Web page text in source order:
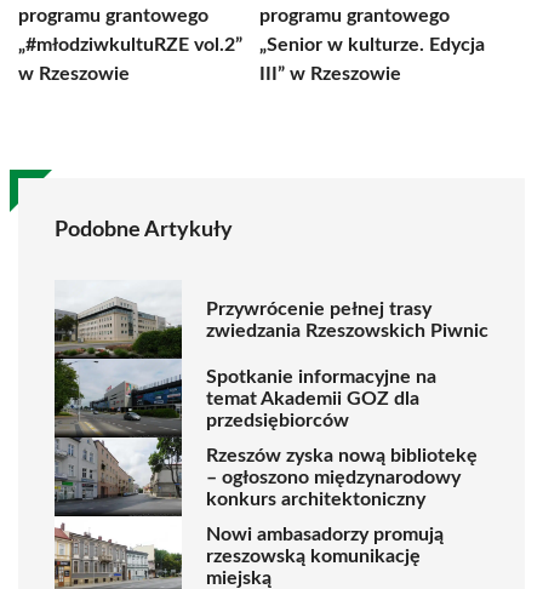
programu grantowego
„#młodziwkultuRZE vol.2”
w Rzeszowie
programu grantowego
„Senior w kulturze. Edycja
III” w Rzeszowie
Podobne Artykuły
Przywrócenie pełnej trasy
zwiedzania Rzeszowskich Piwnic
Spotkanie informacyjne na
temat Akademii GOZ dla
przedsiębiorców
Rzeszów zyska nową bibliotekę
– ogłoszono międzynarodowy
konkurs architektoniczny
Nowi ambasadorzy promują
rzeszowską komunikację
miejską